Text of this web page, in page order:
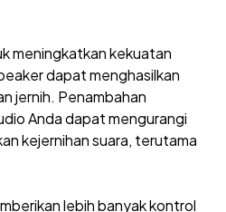
meningkatkan kekuatan
dapat menghasilkan
jernih. Penambahan
Anda dapat mengurangi
kejernihan suara, terutama
lebih banyak kontrol